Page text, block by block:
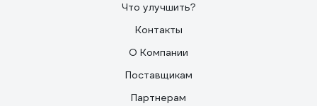
Что улучшить?
Контакты
О Компании
Поставщикам
Партнерам